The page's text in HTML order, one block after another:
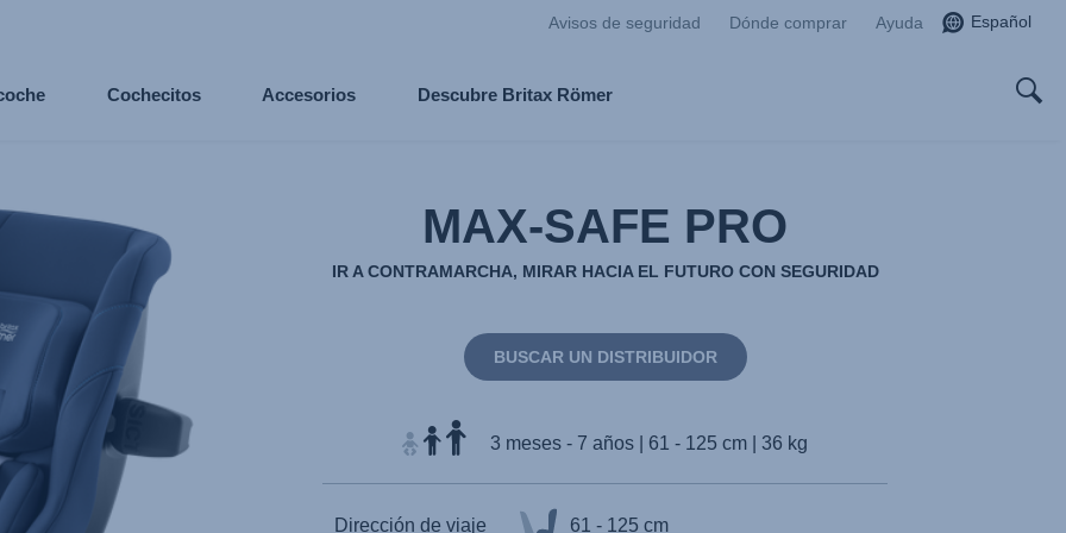
Avisos de seguridad Dónde comprar Ayuda Español
Cochecitos Accesorios Descubre Britax Römer
MAX-SAFE PRO
IR A CONTRAMARCHA, MIRAR HACIA EL FUTURO CON SEGURIDAD
BUSCAR UN DISTRIBUIDOR
3 meses - 7 años | 61 - 125 cm | 36 kg
Dirección de viaje 61 - 125 cm